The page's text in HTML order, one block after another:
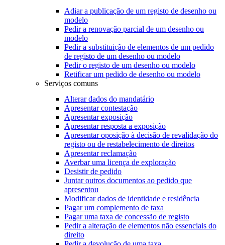
Adiar a publicação de um registo de desenho ou
modelo
Pedir a renovação parcial de um desenho ou
modelo
Pedir a substituição de elementos de um pedido
de registo de um desenho ou modelo
Pedir o registo de um desenho ou modelo
Retificar um pedido de desenho ou modelo
Serviços comuns
Alterar dados do mandatário
Apresentar contestação
Apresentar exposição
Apresentar resposta a exposição
Apresentar oposição à decisão de revalidação do
registo ou de restabelecimento de direitos
Apresentar reclamação
Averbar uma licença de exploração
Desistir de pedido
Juntar outros documentos ao pedido que
apresentou
Modificar dados de identidade e residência
Pagar um complemento de taxa
Pagar uma taxa de concessão de registo
Pedir a alteração de elementos não essenciais do
direito